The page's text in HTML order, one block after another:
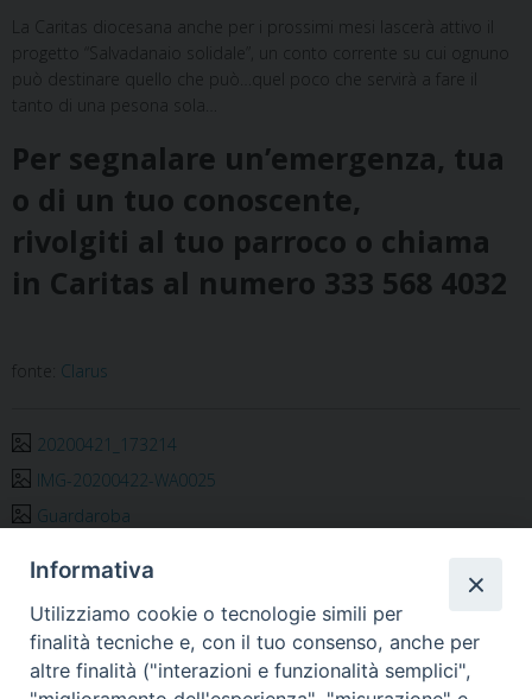
La Caritas diocesana anche per i prossimi mesi lascerà attivo il
progetto “Salvadanaio solidale”, un conto corrente su cui ognuno
può destinare quello che può…quel poco che servirà a fare il
tanto di una pesona sola…
Per segnalare un’emergenza, tua
o di un tuo conoscente,
rivolgiti al tuo parroco o chiama
in Caritas al numero 333 568 4032
fonte: Clarus
20200421_173214
IMG-20200422-WA0025
Guardaroba
carità,Caritas Diocesana
Insieme per servire Cristo La Carità non si ferma
Informativa
Utilizziamo cookie o tecnologie simili per
finalità tecniche e, con il tuo consenso, anche per
altre finalità ("interazioni e funzionalità semplici",